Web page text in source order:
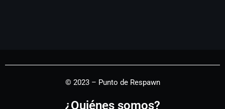
© 2023 – Punto de Respawn
¿Quiénes somos?